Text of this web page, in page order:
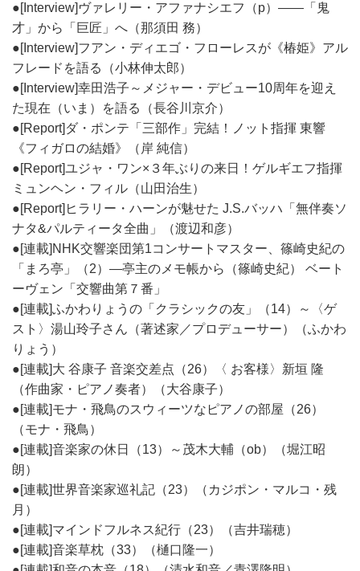
●[Interview]ヴァレリー・アファナシエフ（p）――「鬼
才」から「巨匠」へ（那須田 務）
●[Interview]フアン・ディエゴ・フローレスが《椿姫》アル
フレードを語る（小林伸太郎）
●[Interview]幸田浩子～メジャー・デビュー10周年を迎え
た現在（いま）を語る（長谷川京介）
●[Report]ダ・ポンテ「三部作」完結！ノット指揮 東響
《フィガロの結婚》（岸 純信）
●[Report]ユジャ・ワン×３年ぶりの来日！ゲルギエフ指揮
ミュンヘン・フィル（山田治生）
●[Report]ヒラリー・ハーンが魅せた J.S.バッハ「無伴奏ソ
ナタ&パルティータ全曲」（渡辺和彦）
●[連載]NHK交響楽団第1コンサートマスター、篠崎史紀の
「まろ亭」（2）―亭主のメモ帳から（篠崎史紀） ベート
ーヴェン「交響曲第７番」
●[連載]ふかわりょうの「クラシックの友」（14）～〈ゲ
スト〉湯山玲子さん（著述家／プロデューサー）（ふかわ
りょう）
●[連載]大 谷康子 音楽交差点（26）〈 お客様〉新垣 隆
（作曲家・ピアノ奏者）（大谷康子）
●[連載]モナ・飛鳥のスウィーツなピアノの部屋（26）
（モナ・飛鳥）
●[連載]音楽家の休日（13）～茂木大輔（ob）（堀江昭
朗）
●[連載]世界音楽家巡礼記（23）（カジポン・マルコ・残
月）
●[連載]マインドフルネス紀行（23）（吉井瑞穂）
●[連載]音楽草枕（33）（樋口隆一）